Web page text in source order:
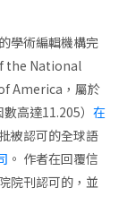
學術編輯機構完
the National
America，屬於
高達11.205） 在
被認可的全球語
。 作者在回覆信
院刊認可的，並